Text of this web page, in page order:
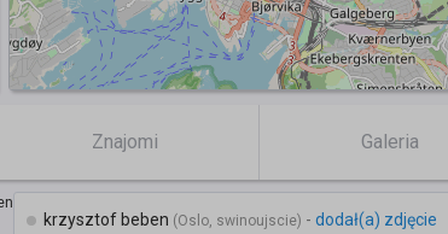
Znajomi Galeria
krzysztof beben (Oslo, swinoujscie) - dodał(a) zdjęcie